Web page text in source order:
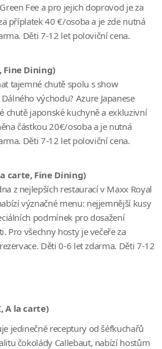
Fee a pro jejich doprovod je za
příplatek 40 €/osoba a je zde nutná
Děti 7-12 let poloviční cena.
Fine Dining)
tajemné chutě spolu s show
východu? Azure Japanese
chutě japonské kuchyně a exkluzivní
částkou 20€/osoba a je nutná
Děti 7-12 let poloviční cena.
carte, Fine Dining)
z nejlepších restaurací v Maxx Royal
význačné menu: nejjemnější kusy
podmínek pro dosažení
Pro všechny hosty je večeře za
Děti 0-6 let zdarma. Děti 7-12
A la carte)
jedinečné receptury od šéfkuchařů
čokolády Callebaut, nabízí hostům